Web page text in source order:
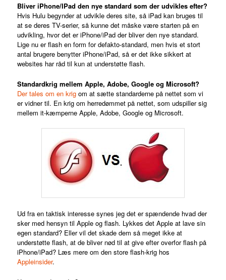
Bliver iPhone/IPad den nye standard som der udvikles efter?
Hvis Hulu begynder at udvikle deres site, så iPad kan bruges til
at se deres TV-serier, så kunne det måske være starten på en
udvikling, hvor det er iPhone/iPad der bliver den nye standard.
Lige nu er flash en form for defakto-standard, men hvis et stort
antal brugere benytter iPhone/iPad, så er det ikke sikkert at
websites har råd til kun at understøtte flash.
Standardkrig mellem Apple, Adobe, Google og Microsoft?
Der tales om en krig om at sætte standarderne på nettet som vi
er vidner til. En krig om herredømmet på nettet, som udspiller sig
mellem it-kæmperne Apple, Adobe, Google og Microsoft.
Ud fra en taktisk interesse synes jeg det er spændende hvad der
sker med hensyn til Apple og flash. Lykkes det Apple at lave sin
egen standard? Eller vil det skade dem så meget ikke at
understøtte flash, at de bliver nød til at give efter overfor flash på
iPhone/iPad? Læs mere om den store flash-krig hos
Appleinsider.